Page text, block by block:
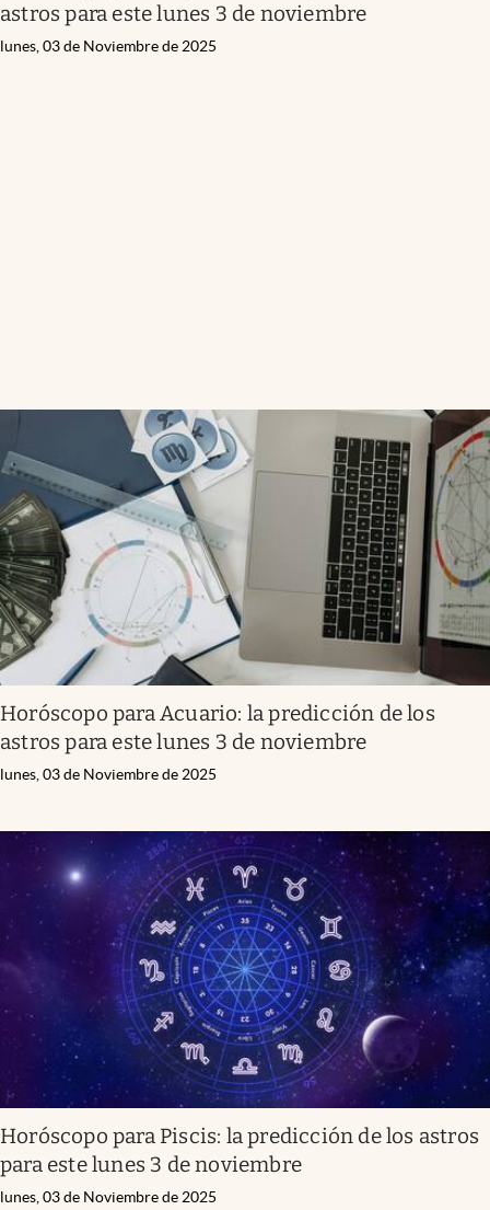
astros para este lunes 3 de noviembre
lunes, 03 de Noviembre de 2025
Horóscopo para Acuario: la predicción de los
astros para este lunes 3 de noviembre
lunes, 03 de Noviembre de 2025
Horóscopo para Piscis: la predicción de los astros
para este lunes 3 de noviembre
lunes, 03 de Noviembre de 2025